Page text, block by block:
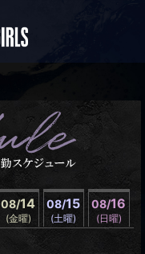
08/14
(金曜)
08/15
(土曜)
08/16
(日曜)